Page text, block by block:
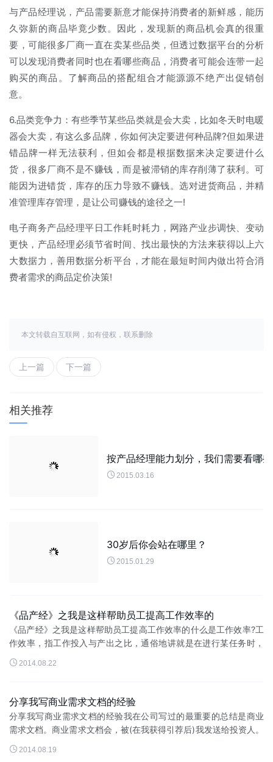
与产品经理说，产品需要新意才能保持消费者的新鲜感，能历
久弥新的商品毕竟少数。因此，发现新的商品机会真的很重
要，可能很多厂商一直在卖某些品类，但透过数据平台的分析
可以发现消费者同时也在看哪些商品，消费者可能会连带一起
购买的商品。了解商品的搭配组合才能源源不绝产出促销创
意。
6.品类竞争力：有些季节某些品类就是会大卖，比如冬天时电暖
器会大卖，有这么多品牌，你如何决定要进何种品牌?但如果进
错品牌一样无法获利，但如会都是根据数据来决定要进什么
货，很多厂商不是不赚钱，而是被滞销的库存削薄了获利。可
能因为进错货，库存的压力导致不赚钱。选对进货商品，并精
准管理库存管理，是让公司赚钱的途径之一!
电子商务产品经理平日工作耗时耗力，网路产业步调快、变动
更快，产品经理必须节省时间、找出最快的方法来获得以上六
大数据力，善用数据分析平台，才能在最短时间内做出符合消
费者需求的商品定价决策!
本文转载自互联网，如有侵权，联系删除
上一篇 下一篇
相关推荐
按产品经理能力划分，我们需要看哪
 2015.03.16
30岁后你会站在哪里？
 2015.01.29
《品产经》之我是这样帮助员工提高工作效率的
《品产经》之我是这样帮助员工提高工作效率的什么是工作效率?工
作效率，指工作投入与产出之比，通俗地讲就是在进行某任务时，
取得的成绩与所用时间、精力、金钱等的比值。什么是高效率?高效
率，指最短的时间内高质...
 2014.08.22
分享我写商业需求文档的经验
分享我写商业需求文档的经验我在公司写过的最重要的总结是商业
需求文档。商业需求文档会，被(在我获得引荐后)我发送给投资人。
有可能，我将获得与投资人会谈的机会。还有可能，它将引起其他
投资人的兴趣。我写商业...
 2014.08.19